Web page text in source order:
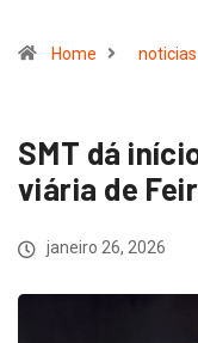
Home noticias
SMT dá
viária de
janeiro 26, 2026